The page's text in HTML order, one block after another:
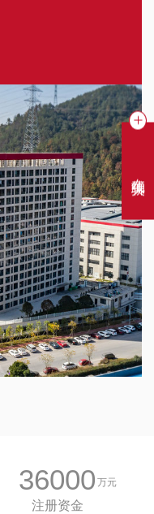
36000 万元
注册资金